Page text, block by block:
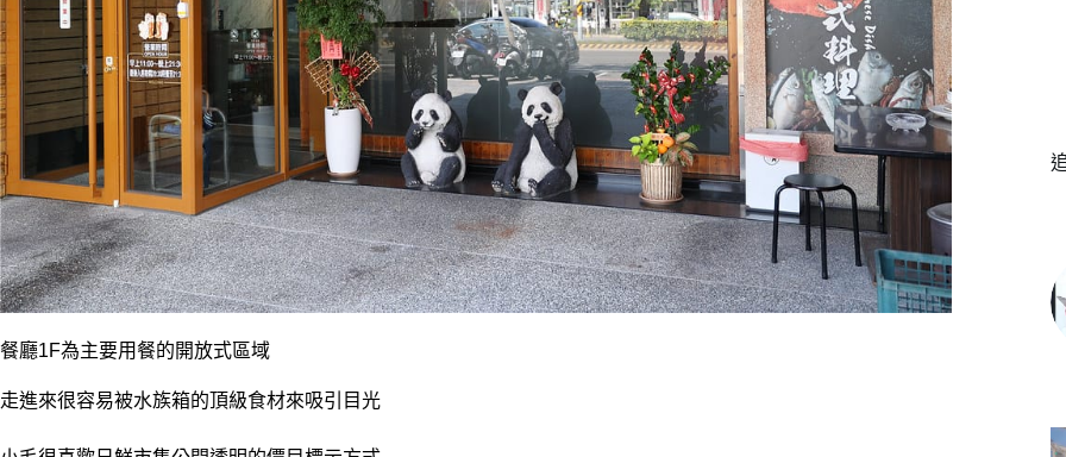
餐廳1F為主要用餐的開放式區域
走進來很容易被水族箱的頂級食材來吸引目光